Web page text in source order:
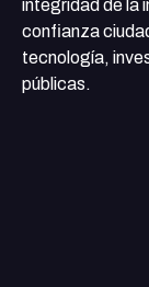
integridad de la
confianza
tecnología,
públicas.